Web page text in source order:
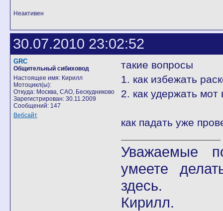
Неактивен
30.07.2010 23:02:52
GRC
Общительный сибиховод
Настоящее имя: Кирилл
Мотоцикл(ы):
Откуда: Москва, САО, Бескудниково
Зарегистрирован: 30.11.2009
Сообщений: 147
Вебсайт
такие вопросы
1. как избежать
2. как удержать
как падать уже
Уважаемые
умеете
здесь.
Кирилл.